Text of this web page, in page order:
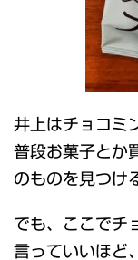
井上はチョコミ
普段お菓子とか
のものを見つけ
でも、ここでチ
言っていいほど、